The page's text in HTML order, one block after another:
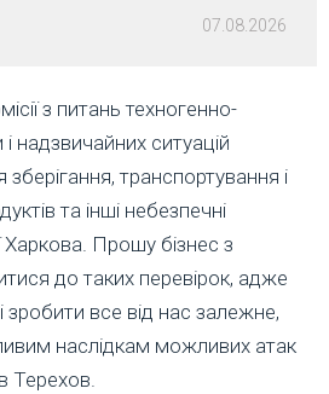
07.08.2026
з питань техногенно-
і надзвичайних ситуацій
транспортування і
та інші небезпечні
Харкова. Прошу бізнес з
до таких перевірок, адже
зробити все від нас залежне,
наслідкам можливих атак
Терехов.